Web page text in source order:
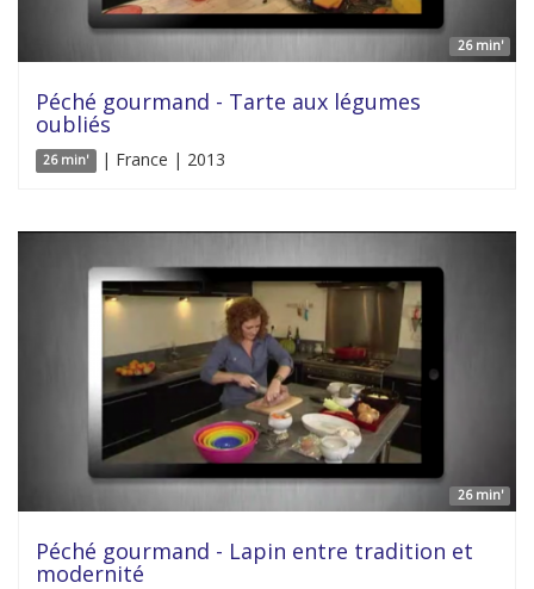
26 min'
Péché gourmand - Tarte aux légumes
oubliés
26 min' | France | 2013
26 min'
Péché gourmand - Lapin entre tradition et
modernité